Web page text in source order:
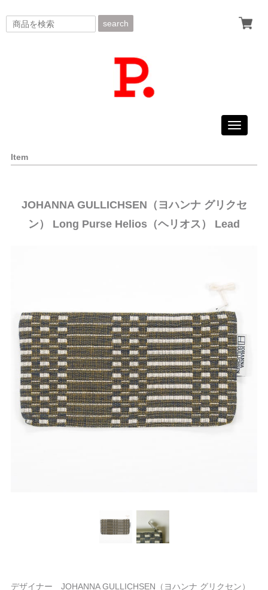
search
Toggle
Item
JOHANNA GULLICHSEN（ヨハンナ グリクセ
ン） Long Purse Helios（ヘリオス） Lead
デザイナー JOHANNA GULLICHSEN（ヨハンナ グリクセン）